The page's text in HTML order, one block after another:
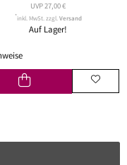
UVP 27,00 €
*inkl. MwSt. zzgl.Versand
Auf Lager!